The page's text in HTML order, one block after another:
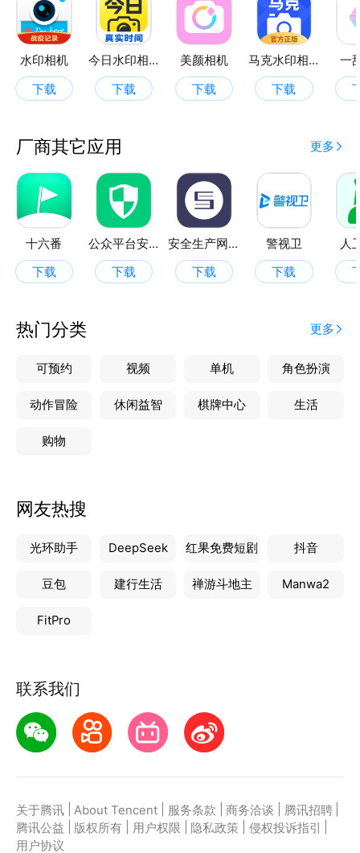
适合你。
实时滤镜相机：打开相机即可实时预览滤镜效果，告别
“拍完再调”的麻烦。所见即所得，轻松拍出理想色调。
强度自由调节：每款滤镜的透明度均可0-100%无级调
节，浓淡随心，细节不丢失。
作品风格一致，效率翻倍。
水印相机
下载
今日水印相机
下载
美颜相机
下载
马克水印相机
下载
一
厂商其它应用 更多
十六番
下载
公众平台安全助手
下载
安全生产网络学堂
下载
警视卫
下载
人
热门分类 更多
可预约 视频 单机 角色扮演
动作冒险 休闲益智 棋牌中心 生活
购物
网友热搜
光环助手 DeepSeek 红果免费短剧 抖音
豆包 建行生活 禅游斗地主 Manwa2
FitPro
联系我们
关于腾讯 About Tencent 服务条款 商务洽谈 腾讯招聘
腾讯公益
版权所有 用户权限 隐私政策 侵权投诉指引
用户协议